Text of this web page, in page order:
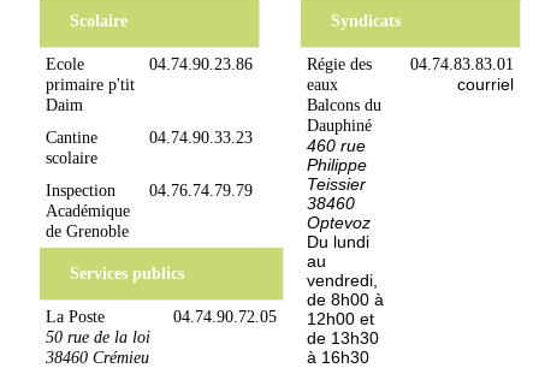
Scolaire
Ecole
primaire p'tit
Daim
04.74.90 .23.86
Cantine
scolaire
04.74.90.33.23
Inspection
Académique
de Grenoble
04.76.74.79.79
Syndicats
Régie des
eaux
Balcons du
Dauphiné
460 rue
Philippe
Teissier
38460
Optevoz
Du lundi
au
vendredi,
de 8h00 à
12h00 et
de 13h30
à 16h30
04.74.83.83.01
courriel
Services publics
La Poste
50 rue de la loi
38460 Crémieu
04.74.90.72.05